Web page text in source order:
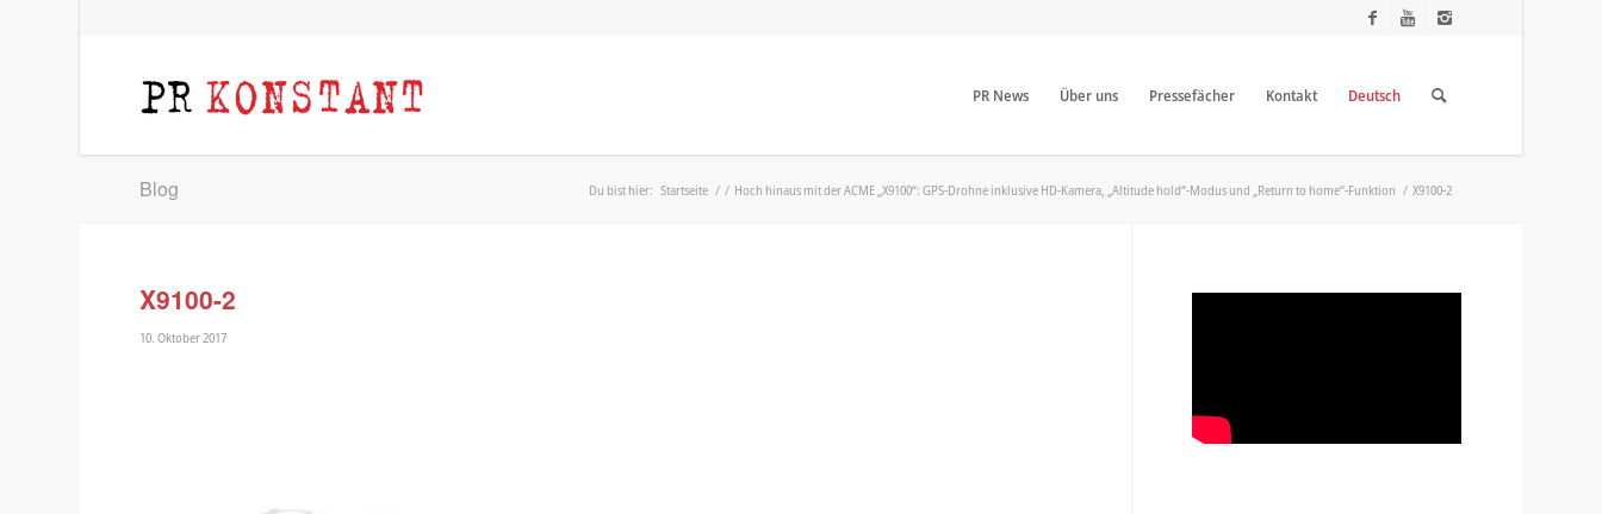
PR News Über uns Pressefächer Kontakt Deutsch
Blog Du bist hier: Startseite / / Hoch hinaus mit der ACME „X9100“: GPS-Drohne inklusive HD-Kamera, „Altitude hold“-Modus und „Return to home“-Funktion / X9100-2
X9100-2
10. Oktober 2017